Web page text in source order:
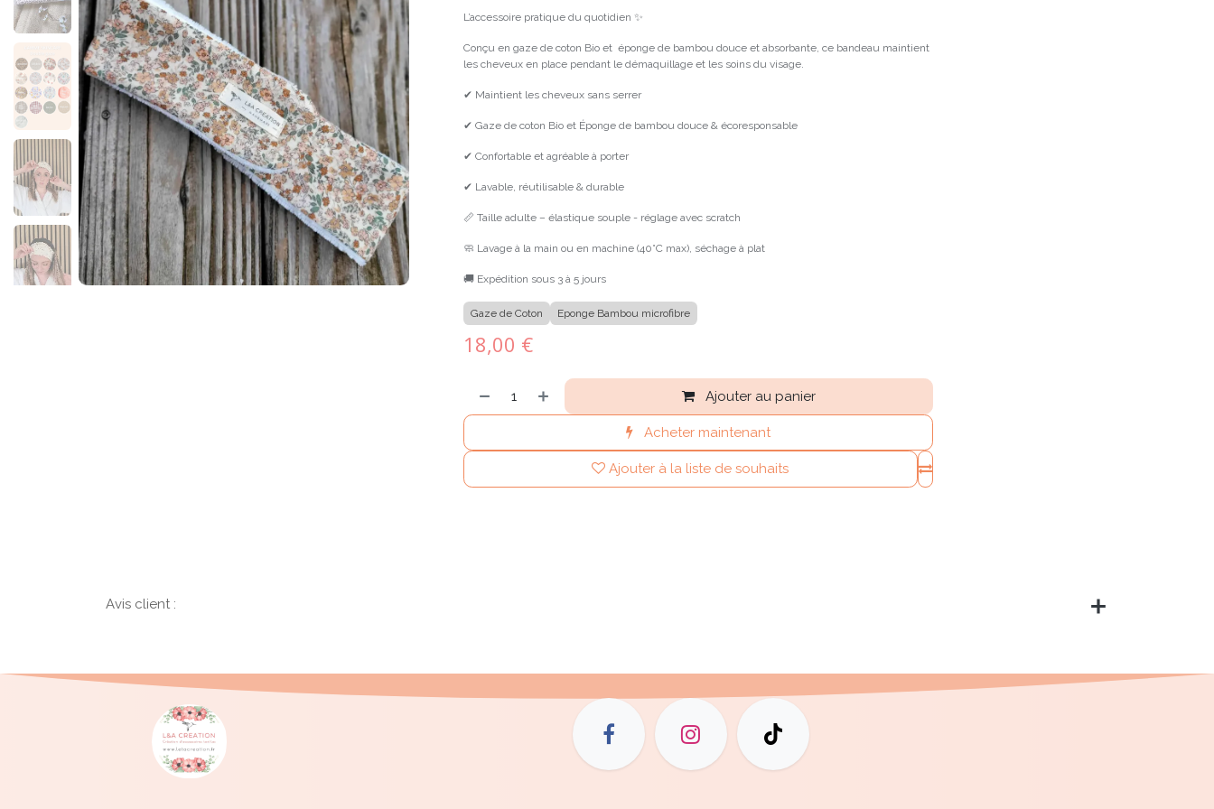
L’accessoire pratique du quotidien ✨
Conçu en gaze de coton Bio et éponge de bambou douce et absorbante, ce bandeau maintient
les cheveux en place pendant le démaquillage et les soins du visage.
✔ Maintient les cheveux sans serrer
✔ Gaze de coton Bio et Éponge de bambou douce & écoresponsable
✔ Confortable et agréable à porter
✔ Lavable, réutilisable & durable
📏 Taille adulte – élastique souple - réglage avec scratch
🧼 Lavage à la main ou en machine (40°C max), séchage à plat
🚚 Expédition sous 3 à 5 jours
Gaze de Coton Eponge Bambou microfibre
18,00 €
Ajouter au panier
Acheter maintenant
Ajouter à la liste de souhaits
Avis client :